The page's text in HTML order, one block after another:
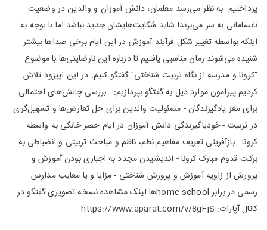
پرداختیم. به نظر می‌رسد معلمان، دانش آموزان و والدین در وضعیت
نابسامانی به سر می‌برند! شاید شکایت‌هایشان جدید نباشد اما با توجه به
اینکه بواسطه تغییر شکل فرآیند آموزش در این ایام برخی صداها بیشتر
شنیده می‌شوند زمان مناسبی یافتیم تا درباره این نارضایتی‌ها با موضوع
"کرونا و مدرسه از نگاه تربیت شناختی" گفتگو کنیم. در این اپیزود تلاش
کردیم پیرامون موارد ذیل به گفتگو بپردازیم: - بررسی چالش‌های احتمالی
برای مغز یادگیرندگان - مسئولیت والدین برای حل تعارض‌ها و تسهیل‌گری
در تربیت - خودیاگیرندگی دانش آموزان در ایام حصر خانگی به واسطه
کرونا - بازآفرینی تعریف مفاهیم نظم، ناظم و مباحث تربیتی و انضباطی به
برکت قدوم مبارک کرونا - اندیشیدن مجدد به اجباری بودن آموزش و
پرورش از زاویه آموزش و پرورش شناختی - مزایا و یا معایب مدارس
رسمی در برابر home schoolها لینک مشاهده نسخه تصویری گفتگو در
کانال آپارات: https://www.aparat.com/v/8gFjS